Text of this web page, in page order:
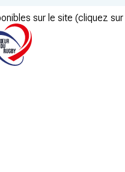
sur le site (cliquez sur